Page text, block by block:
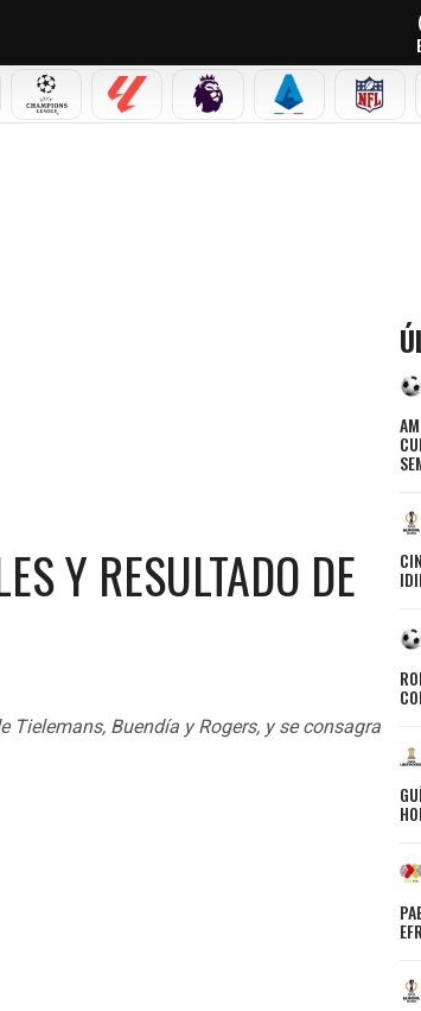
MX CHAMPIONS LEAGUE
LALIGA PREMIER LEAGUE
SERIE A NFL
Y RESULTADO DE
Buendía y Rogers, y se consagra